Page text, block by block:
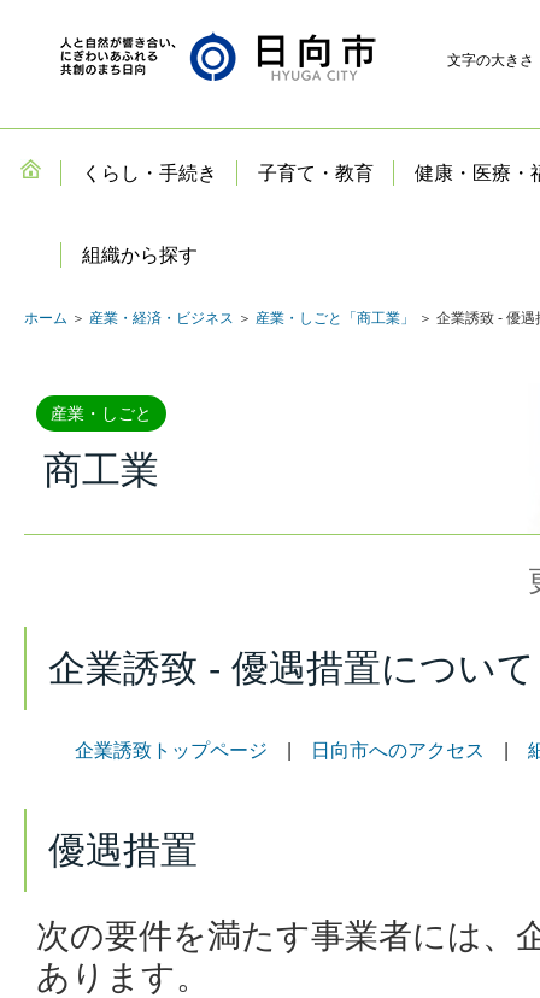
文字の大きさ
くらし・手続き 子育て・教育 健康・医療・
組織から探す
ホーム ＞ 産業・経済・ビジネス ＞ 産業・しごと「商工業」 ＞ 企業誘致 - 優
産業・しごと
商工業
企業誘致 - 優遇措置について
企業誘致トップページ 日向市へのアクセス
優遇措置
次の要件を満たす事業者には、
あります。